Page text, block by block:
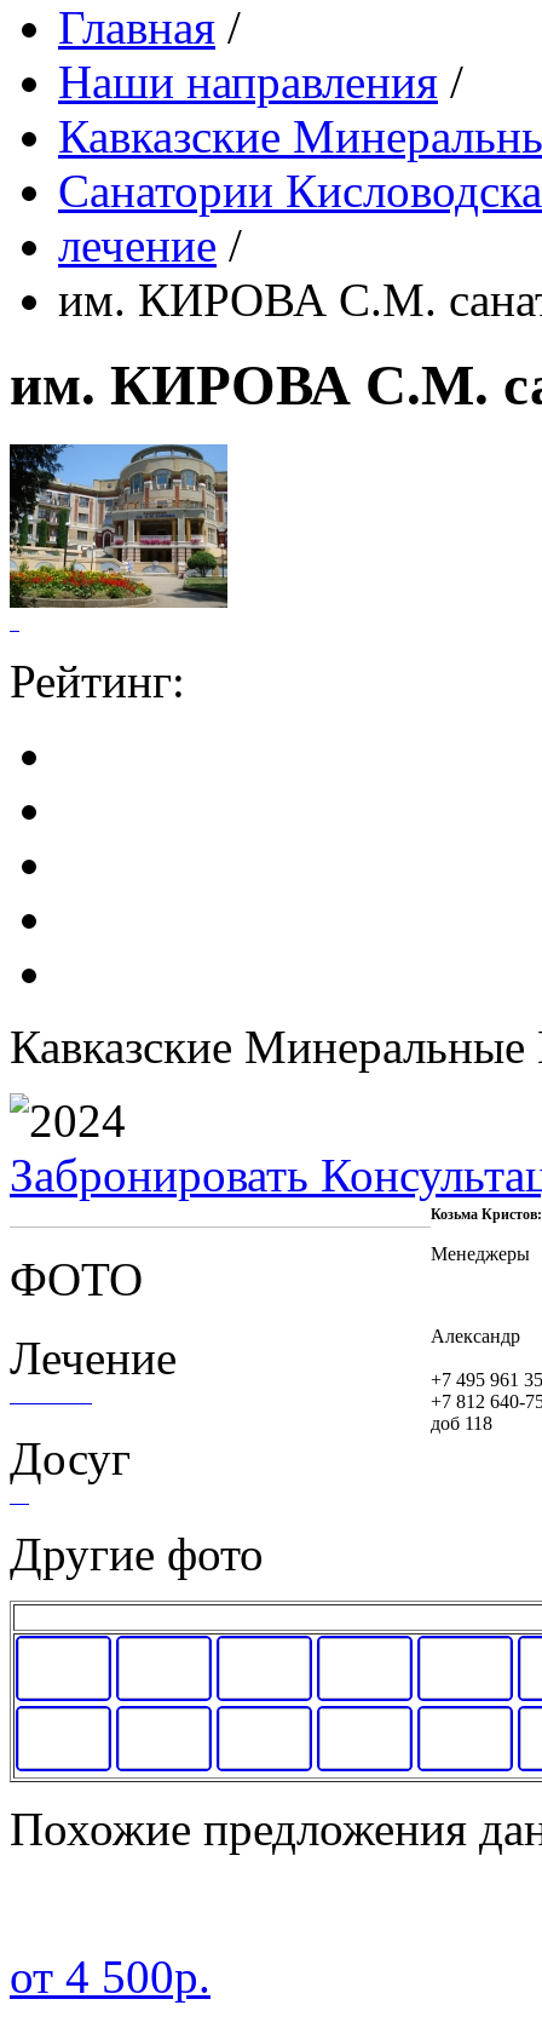
Главная /
Наши направления /
Кавказские
Санатории Кисловодска
лечение /
им. КИРОВА С.М.
им. КИРОВА С.М.
Рейтинг:
Кавказские
Забронировать
Козьма
Менеджеры
Александр
+7 495 961
+7 812 640-
доб 118
ФОТО
Лечение
Досуг
Другие фото
Похожие предложения
от 4 500р.